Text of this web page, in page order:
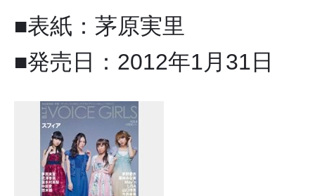
■表紙：茅原実里
■発売日：2012年1月31日